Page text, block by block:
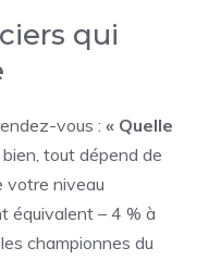
qui
vous : « Quelle
bien, tout dépend de
votre niveau
équivalent – 4 % à
championnes du